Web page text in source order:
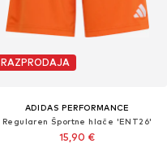
RAZPRODAJA
ADIDAS PERFORMANCE
Regularen Športne hlače 'ENT26'
15,90 €